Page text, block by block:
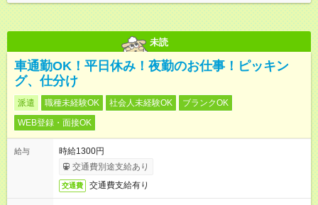
未読
車通勤OK！平日休み！夜勤のお仕事！ピッキン
グ、仕分け
派遣 職種未経験OK 社会人未経験OK
ブランクOK
WEB登録・面接OK
給与
時給1300円
交通費別途支給あり
交通費 交通費支給有り